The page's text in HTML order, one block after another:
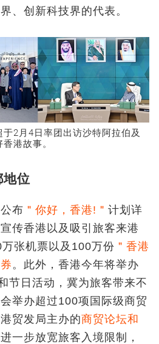
、创新科技界的代表。
2月4日率团出访沙特阿拉伯及
港故事。
位
布 ＂你好，香港!＂ 计划详
传香港以及吸引旅客来港
张机票以及100万份 ＂香港
。此外，香港今年将举办
节日活动，冀为旅客带来不
举办超过100项国际级商贸
贸发局主办的商贸论坛和
一步放宽旅客入境限制，